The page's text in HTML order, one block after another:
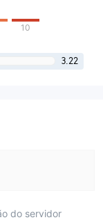
10
3.22
do servidor